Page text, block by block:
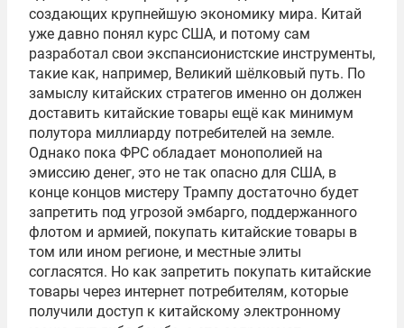
создающих крупнейшую экономику мира. Китай
уже давно понял курс США, и потому сам
разработал свои экспансионистские инструменты,
такие как, например, Великий шёлковый путь. По
замыслу китайских стратегов именно он должен
доставить китайские товары ещё как минимум
полутора миллиарду потребителей на земле.
Однако пока ФРС обладает монополией на
эмиссию денег, это не так опасно для США, в
конце концов мистеру Трампу достаточно будет
запретить под угрозой эмбарго, поддержанного
флотом и армией, покупать китайские товары в
том или ином регионе, и местные элиты
согласятся. Но как запретить покупать китайские
товары через интернет потребителям, которые
получили доступ к китайскому электронному